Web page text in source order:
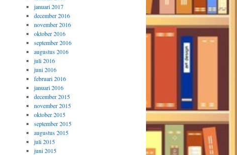
januari 2017
december 2016
november 2016
oktober 2016
september 2016
augustus 2016
juli 2016
juni 2016
februari 2016
januari 2016
december 2015
november 2015
oktober 2015
september 2015
augustus 2015
juli 2015
juni 2015